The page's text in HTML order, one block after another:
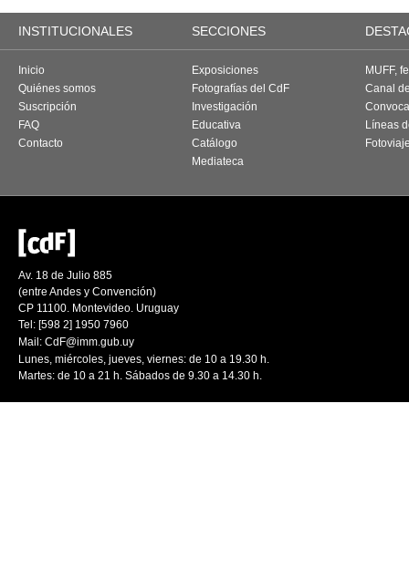
INSTITUCIONALES SECCIONES
Inicio
Quiénes somos
Suscripción
FAQ
Contacto
Exposiciones
Fotografías del CdF
Investigación
Educativa
Catálogo
Mediateca
MUFF,
Canal
Líneas
Av. 18 de Julio 885
(entre Andes y Convención)
CP 11100. Montevideo. Uruguay
Tel: [598 2] 1950 7960
Mail: CdF@imm.gub.uy
Lunes, miércoles, jueves, viernes: de 10 a 19.30 h.
Martes: de 10 a 21 h. Sábados de 9.30 a 14.30 h.